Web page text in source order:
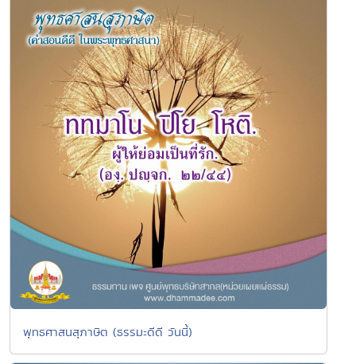
พุทธศาสนสุภาษิต (ธรรมะดีดี วันนี้)